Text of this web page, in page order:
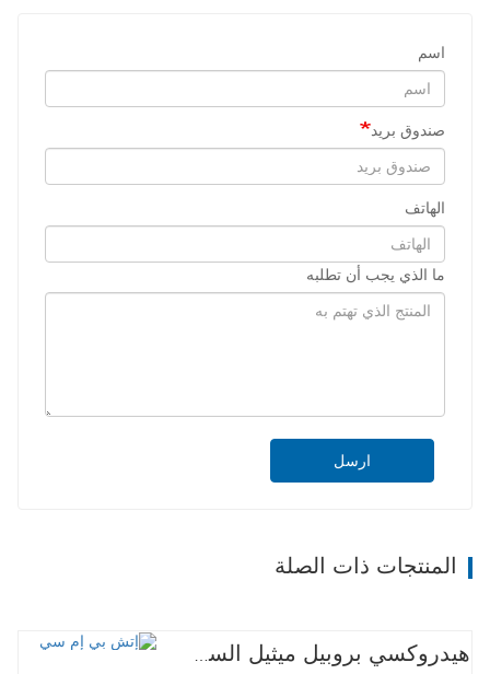
اسم
صندوق بريد
الهاتف
ما الذي يجب أن تطلبه
ارسل
المنتجات ذات الصلة
هيدروكسي بروبيل ميثيل السليلوز HPMC